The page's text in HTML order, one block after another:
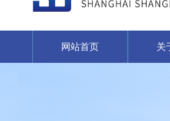
网站首页 关